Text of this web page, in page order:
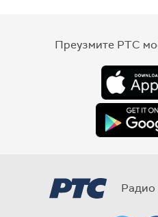
Преузмите РТС
Радио